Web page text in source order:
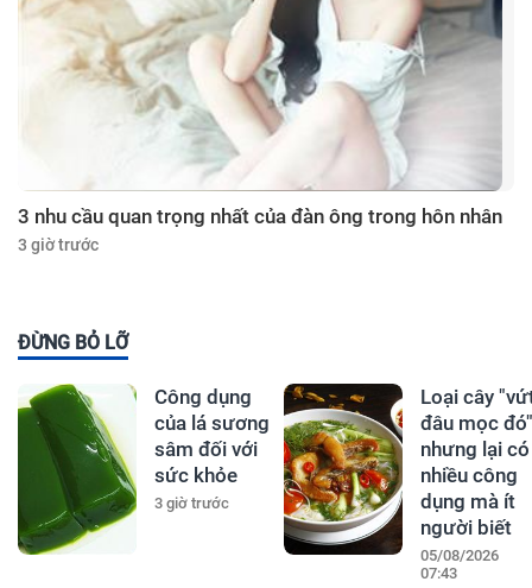
3 nhu cầu quan trọng nhất của đàn ông trong hôn nhân
3 giờ trước
ĐỪNG BỎ LỠ
Công dụng
của lá sương
sâm đối với
sức khỏe
3 giờ trước
Loại cây
đâu mọc đó"
nhưng lại có
nhiều công
dụng mà ít
người biết
05/08/2026
07:43